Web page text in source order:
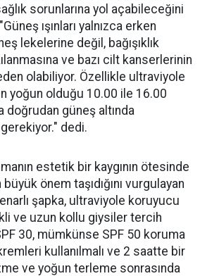
sorunlarına yol açabileceğini
ışınları yalnızca erken
lekelerine değil, bağışıklık
ve bazı cilt kanserlerinin
olabiliyor. Özellikle ultraviyole
en yoğun olduğu 10.00 ile 16.00
doğrudan güneş altında
dedi.
estetik bir kaygının ötesinde
büyük önem taşıdığını vurgulayan
şapka, ultraviyole koruyucu
ve uzun kollu giysiler tercih
30, mümkünse SPF 50 koruma
kullanılmalı ve 2 saatte bir
ve yoğun terleme sonrasında